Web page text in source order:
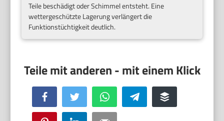
Teile beschädigt oder Schimmel entsteht. Eine
wettergeschützte Lagerung verlängert die
Funktionstüchtigkeit deutlich.
Facebook Twitter WhatsApp Telegram Buffer